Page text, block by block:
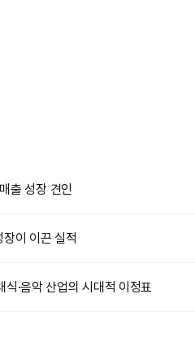
출 성장 견인
이 이끈 실적
·음악 산업의 시대적 이정표